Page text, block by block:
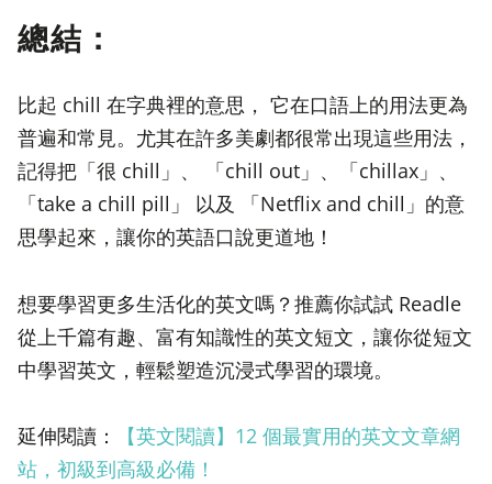
總結：
比起 chill 在字典裡的意思， 它在口語上的用法更為
普遍和常見。尤其在許多美劇都很常出現這些用法，
記得把「很 chill」、 「chill out」、「chillax」、
「take a chill pill」 以及 「Netflix and chill」的意
思學起來，讓你的英語口說更道地！
想要學習更多生活化的英文嗎？推薦你試試 Readle
從上千篇有趣、富有知識性的英文短文，讓你從短文
中學習英文，輕鬆塑造沉浸式學習的環境。
延伸閱讀：
【英文閱讀】12 個最實用的英文文章網
站，初級到高級必備！